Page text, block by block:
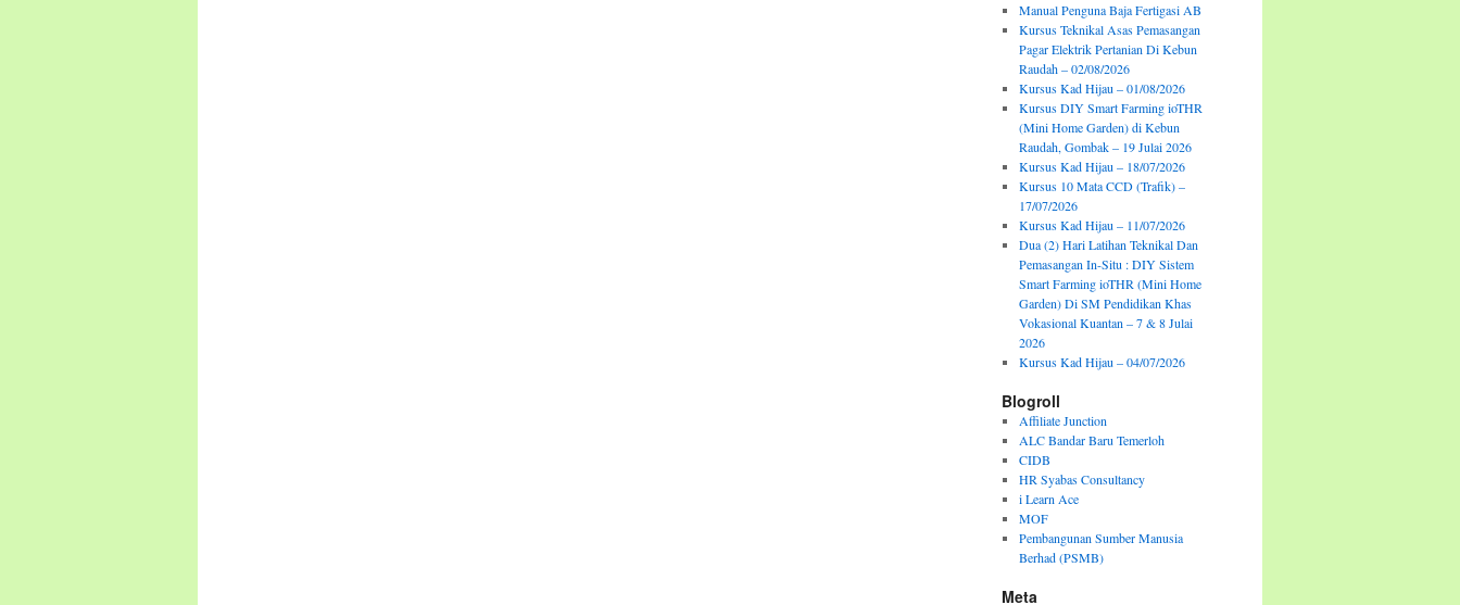
Manual Penguna Baja Fertigasi AB
Kursus Teknikal Asas Pemasangan
Pagar Elektrik Pertanian Di Kebun
Raudah – 02/08/2026
Kursus Kad Hijau – 01/08/2026
Kursus DIY Smart Farming ioTHR
(Mini Home Garden) di Kebun
Raudah, Gombak – 19 Julai 2026
Kursus Kad Hijau – 18/07/2026
Kursus 10 Mata CCD (Trafik) –
17/07/2026
Kursus Kad Hijau – 11/07/2026
Dua (2) Hari Latihan Teknikal Dan
Pemasangan In-Situ : DIY Sistem
Smart Farming ioTHR (Mini Home
Garden) Di SM Pendidikan Khas
Vokasional Kuantan – 7 & 8 Julai
2026
Kursus Kad Hijau – 04/07/2026
Blogroll
Affiliate Junction
ALC Bandar Baru Temerloh
CIDB
HR Syabas Consultancy
i Learn Ace
MOF
Pembangunan Sumber Manusia
Berhad (PSMB)
Meta